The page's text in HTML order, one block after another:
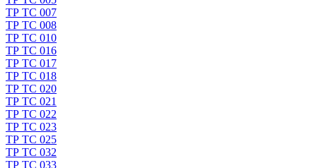
ТР ТС 007
ТР ТС 008
ТР ТС 010
ТР ТС 016
ТР ТС 017
ТР ТС 018
ТР ТС 020
ТР ТС 021
ТР ТС 022
ТР ТС 023
ТР ТС 025
ТР ТС 032
ТР ТС 033